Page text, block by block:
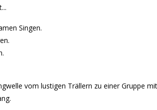
Singen.
vom lustigen Trällern zu einer Gruppe